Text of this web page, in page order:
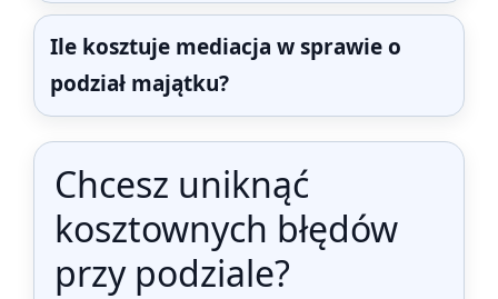
Ile kosztuje mediacja w sprawie o
podział majątku?
Chcesz uniknąć
kosztownych błędów
przy podziale?